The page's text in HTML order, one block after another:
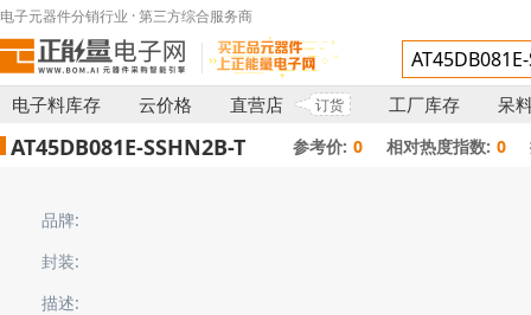
电子元器件分销行业 · 第三方综合服务商
电子料库存 云价格 直营店 订货 工厂库存 呆
AT45DB081E-SSHN2B-T 参考价: 0 相对热度指数: 0
品牌:
封装:
描述: